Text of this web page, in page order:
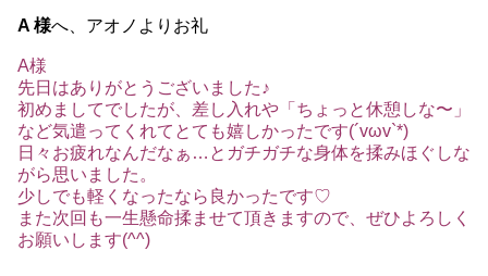
A 様へ、アオノよりお礼
A様
先日はありがとうございました♪
初めましてでしたが、差し入れや「ちょっと休憩しな〜」
など気遣ってくれてとても嬉しかったです(´vωv`*)
日々お疲れなんだなぁ…とガチガチな身体を揉みほぐしな
がら思いました。
少しでも軽くなったなら良かったです♡
また次回も一生懸命揉ませて頂きますので、ぜひよろしく
お願いします(^^)